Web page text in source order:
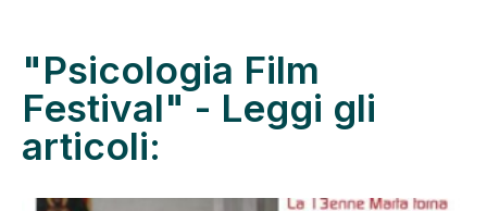
"Psicologia Film
Festival" - Leggi gli
articoli: